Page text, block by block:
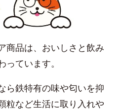
商品は、おいしさと飲み
ています。
ら鉄特有の味や匂いを抑
粒など生活に取り入れや